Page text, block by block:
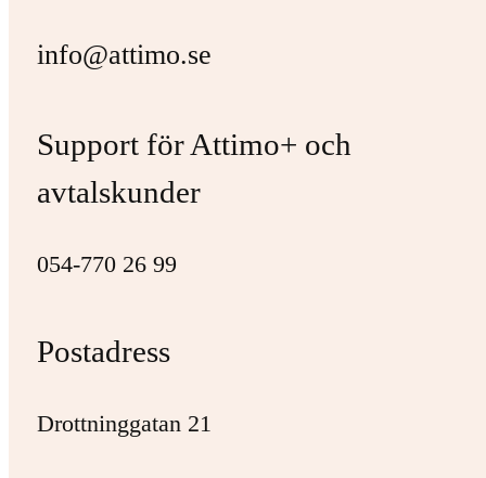
info@attimo.se
Support för Attimo+ och
avtalskunder
054-770 26 99
Postadress
Drottninggatan 21